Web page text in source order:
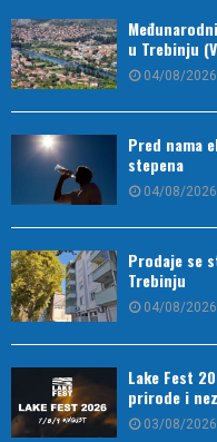
u Trebinju
04/08/2026
Pred nama
stepena
04/08/2026
Prodaje se
Trebinju
04/08/2026
Lake Fest
prirode i
03/08/2026